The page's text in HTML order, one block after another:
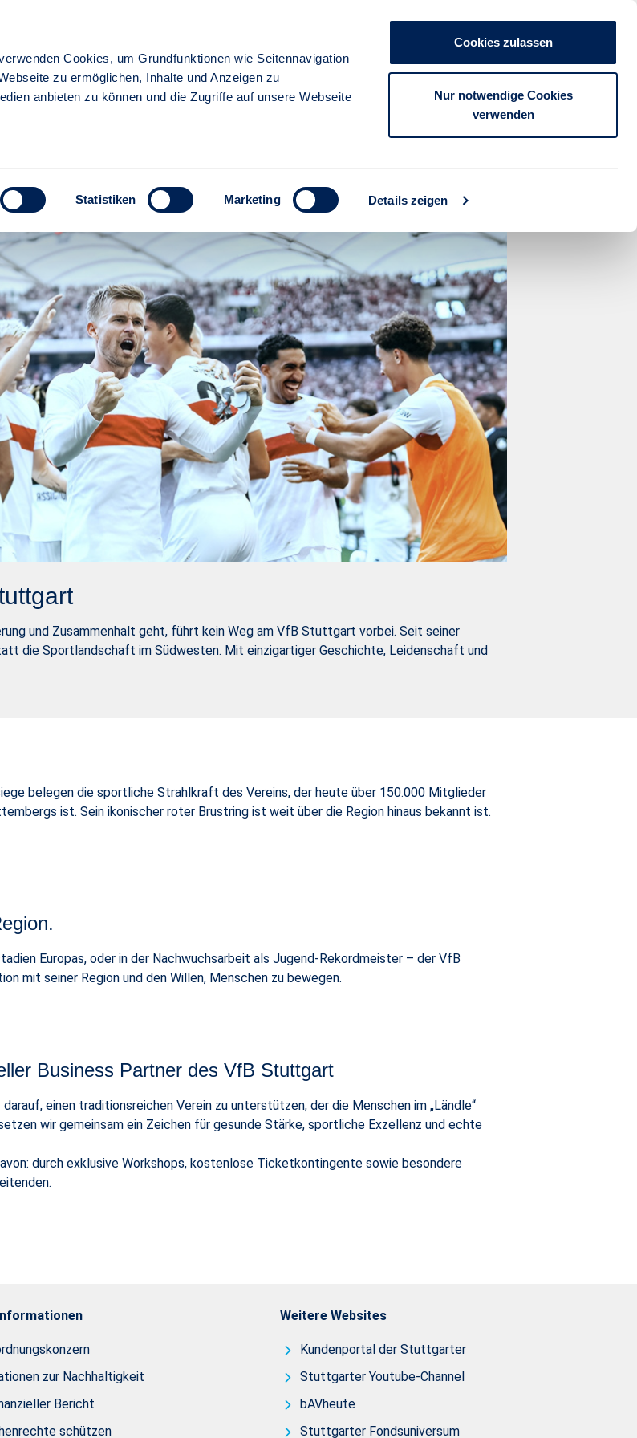
Cookies, um Grundfunktionen wie Seitennavigation
zu ermöglichen, Inhalte und Anzeigen zu
anbieten zu können und die Zugriffe auf unsere Webseite
Statistiken Marketing Details zeigen
Cookies zulassen
Nur notwendige Cookies
verwenden
Unternehmen Presse Kontakt
FÜR PARTNER FÜR KUNDEN
Partner des VfB - Stuttgarter
und Zusammenhalt geht, führt kein Weg am VfB Stuttgart vorbei. Seit seiner
die Sportlandschaft im Südwesten. Mit einzigartiger Geschichte, Leidenschaft und
belegen die sportliche Strahlkraft des Vereins, der heute über 150.000 Mitglieder
ist. Sein ikonischer roter Brustring ist weit über die Region hinaus bekannt ist.
Europas, oder in der Nachwuchsarbeit als Jugend-Rekordmeister – der VfB
seiner Region und den Willen, Menschen zu bewegen.
Business Partner des VfB Stuttgart
einen traditionsreichen Verein zu unterstützen, der die Menschen im „Ländle“
wir gemeinsam ein Zeichen für gesunde Stärke, sportliche Exzellenz und echte
durch exklusive Workshops, kostenlose Ticketkontingente sowie besondere
zur Nachhaltigkeit
Bericht
schützen
Weitere Websites
Kundenportal der Stuttgarter
Stuttgarter Youtube-Channel
bAVheute
Stuttgarter Fondsuniversum